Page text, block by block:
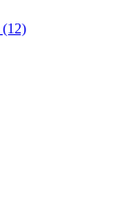
(12)